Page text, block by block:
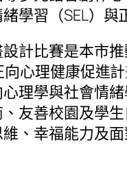
學習（SEL）與
計比賽是本市
心理健康促進
理學與社會情
友善校園及學
、幸福能力及